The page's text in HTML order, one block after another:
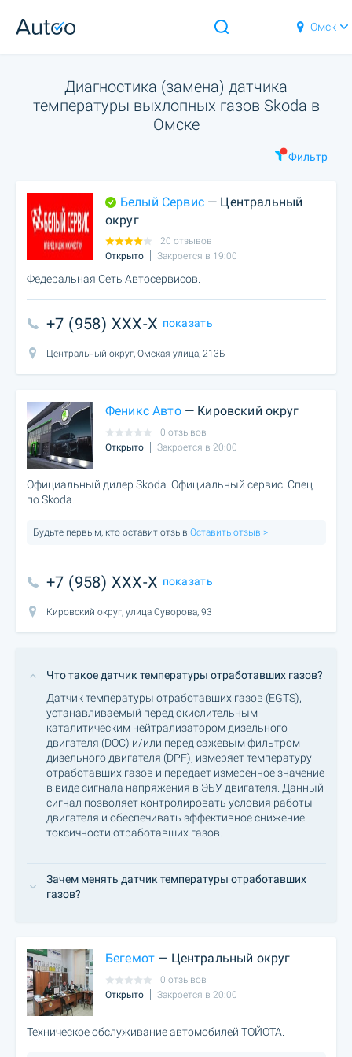
Омск
Диагностика (замена) датчика
температуры выхлопных газов Skoda в
Омске
Фильтр
Белый Сервис— Центральный
округ
20 отзывов
Открыто
Закроется в 19:00
Федеральная Сеть Автосервисов.
+7 (958) XXX-X показать
Центральный округ, Омская улица, 213Б
Феникс Авто— Кировский округ
0 отзывов
Открыто
Закроется в 20:00
Официальный дилер Skoda. Официальный сервис. Спец
по Skoda.
Будьте первым, кто оставит отзыв Оставить отзыв >
+7 (958) XXX-X показать
Кировский округ, улица Суворова, 93
Что такое датчик температуры отработавших газов?
Датчик температуры отработавших газов (EGTS),
устанавливаемый перед окислительным
каталитическим нейтрализатором дизельного
двигателя (DOC) и/или перед сажевым фильтром
дизельного двигателя (DPF), измеряет температуру
отработавших газов и передает измеренное значение
в виде сигнала напряжения в ЭБУ двигателя. Данный
сигнал позволяет контролировать условия работы
двигателя и обеспечивать эффективное снижение
токсичности отработавших газов.
Зачем менять датчик температуры отработавших
газов?
Бегемот — Центральный округ
0 отзывов
Открыто
Закроется в 20:00
Техническое обслуживание автомобилей ТОЙОТА.